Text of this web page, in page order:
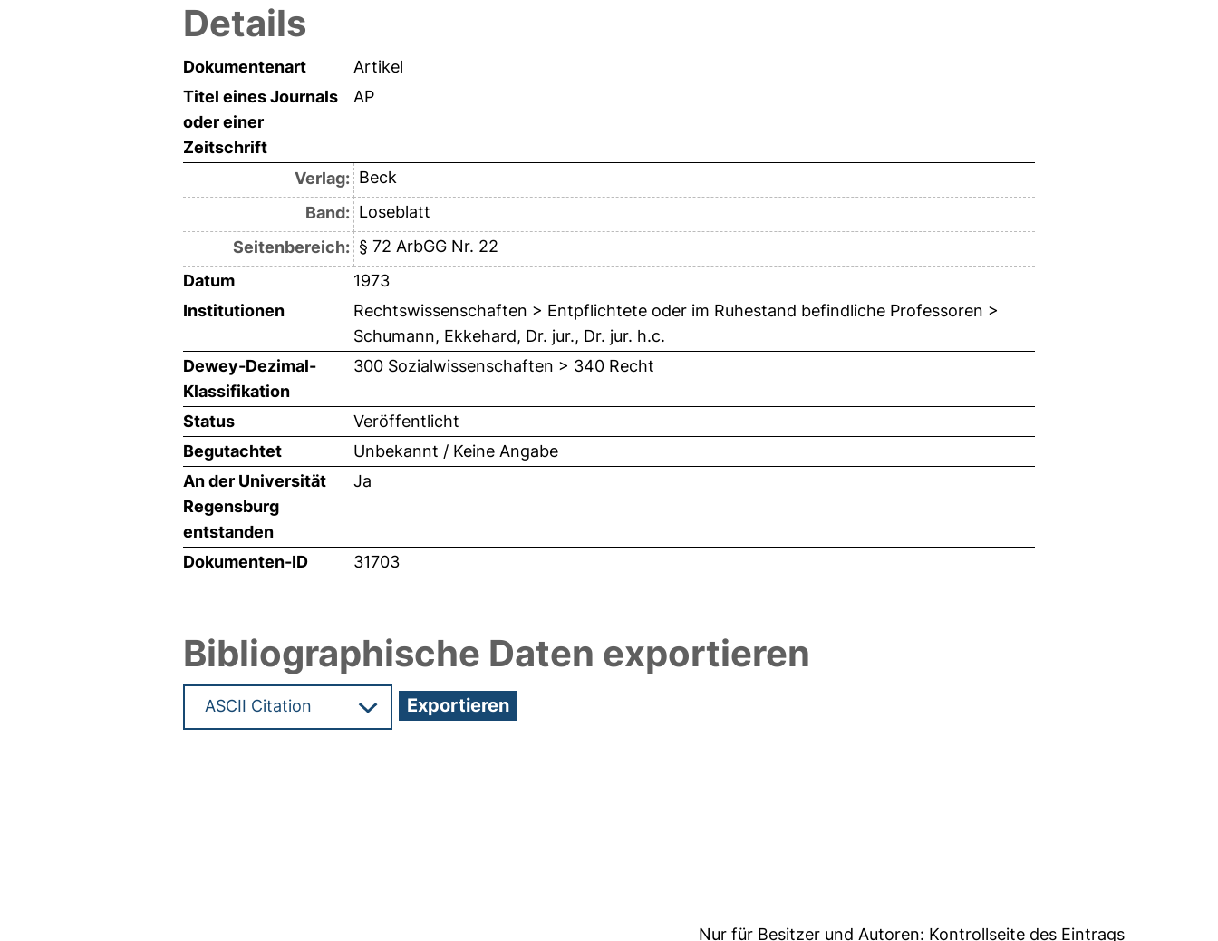
Details
Dokumentenart
Artikel
Titel eines Journals
oder einer
Zeitschrift
AP
Verlag: Beck
Band: Loseblatt
Seitenbereich: § 72 ArbGG Nr. 22
Datum
1973
Institutionen
Rechtswissenschaften > Entpflichtete oder im Ruhestand befindliche Professoren >
Schumann, Ekkehard, Dr. jur., Dr. jur. h.c.
Dewey-Dezimal-
Klassifikation
300 Sozialwissenschaften > 340 Recht
Status
Veröffentlicht
Begutachtet
Unbekannt / Keine Angabe
An der Universität
Regensburg
entstanden
Ja
Dokumenten-ID 31703
Bibliographische Daten exportieren
Nur für Besitzer und Autoren: Kontrollseite des Eintrags